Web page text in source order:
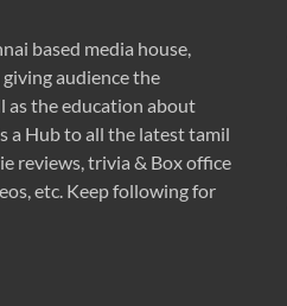
based media house,
audience the
as the education about
a Hub to all the latest tamil
reviews, trivia & Box office
etc. Keep following for